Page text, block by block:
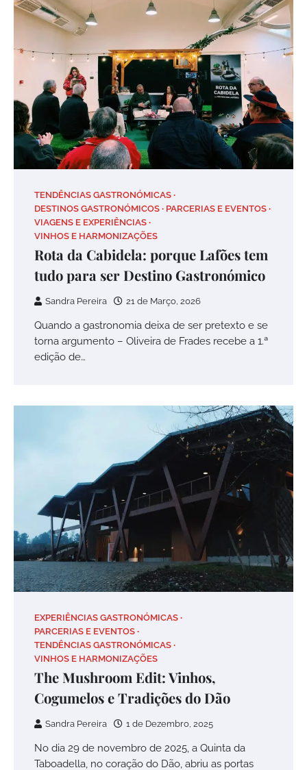
TENDÊNCIAS GASTRONÓMICAS
DESTINOS GASTRONÓMICOS
PARCERIAS E EVENTOS
VIAGENS E EXPERIÊNCIAS
VINHOS E HARMONIZAÇÕES
Rota da Cabidela: porque Lafões tem
tudo para ser Destino Gastronómico
Sandra Pereira 21 de Março, 2026
Quando a gastronomia deixa de ser pretexto e se
torna argumento – Oliveira de Frades recebe a 1.ª
edição de…
EXPERIÊNCIAS GASTRONÓMICAS
PARCERIAS E EVENTOS
TENDÊNCIAS GASTRONÓMICAS
VINHOS E HARMONIZAÇÕES
The Mushroom Edit: Vinhos,
Cogumelos e Tradições do Dão
Sandra Pereira 1 de Dezembro, 2025
No dia 29 de novembro de 2025, a Quinta da
Taboadella, no coração do Dão, abriu as portas